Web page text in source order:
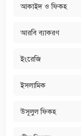
আকাইদ ও ফিকহ
আরবি ব্যাকরণ
ইংরেজি
ইসলামিক
উসূলুল ফিকহ